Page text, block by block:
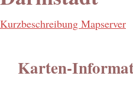
Kurzbeschreibung Mapserver
Karten-